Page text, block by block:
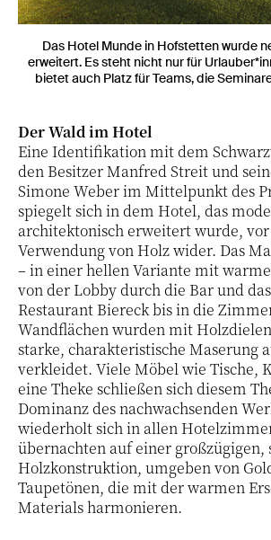
Das Hotel Munde in Hofstetten wurde
erweitert. Es steht nicht nur für
bietet auch Platz für Teams, die
Der Wald im Hotel
Eine Identifikation mit dem
den Besitzer Manfred Streit und
Simone Weber im Mittelpunkt des
spiegelt sich in dem Hotel, das
architektonisch erweitert wurde,
Verwendung von Holz wider. Das
– in einer hellen Variante mit
von der Lobby durch die Bar und
Restaurant Biereck bis in die
Wandflächen wurden mit
starke, charakteristische Maserung
verkleidet. Viele Möbel wie Tische,
eine Theke schließen sich diesem
Dominanz des nachwachsenden
wiederholt sich in allen
übernachten auf einer großzügigen,
Holzkonstruktion, umgeben von
Taupetönen, die mit der warmen
Materials harmonieren.